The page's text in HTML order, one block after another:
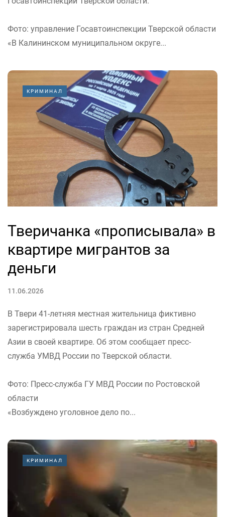
Фото: управление Госавтоинспекции Тверской области
«В Калининском муниципальном округе...
КРИМИНАЛ
Тверичанка «прописывала» в
квартире мигрантов за
деньги
11.06.2026
В Твери 41-летняя местная жительница фиктивно
зарегистрировала шесть граждан из стран Средней
Азии в своей квартире. Об этом сообщает пресс-
служба УМВД России по Тверской области.
Фото: Пресс-служба ГУ МВД России по Ростовской
области
«Возбуждено уголовное дело по...
КРИМИНАЛ